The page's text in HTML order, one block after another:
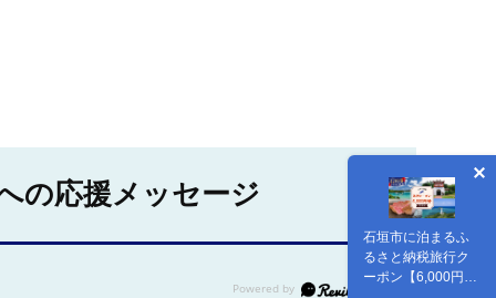
石垣市に泊まるふ
るさと納税旅行ク
ーポン【6,000円
の応援メッセージ